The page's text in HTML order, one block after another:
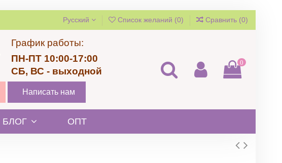
Русский Список желаний (0) Сравнить (0)
График работы:
ПН-ПТ 10:00-17:00
СБ, ВС - выходной
Написать нам
0
БЛОГ ОПТ